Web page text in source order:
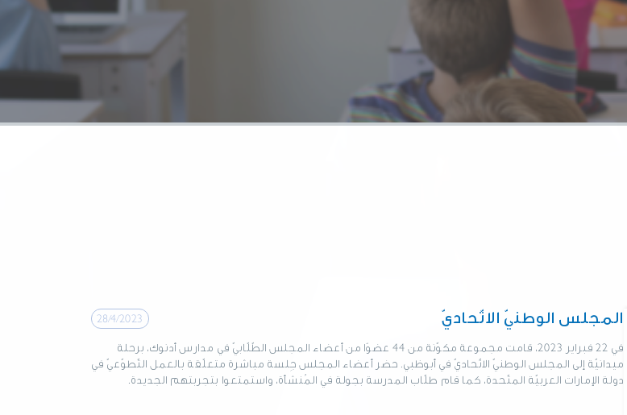
المجلس الوطنيّ الاتّحاديّ 28/4/2023
في 22 فبراير 2023، قامت مجموعة مكوّنة من 44 عضوًا من أعضاء المجلس الطّلّابيّ في مدارس أدنوك، برحلة
ميدانيّة إلى المجلس الوطنيّ الاتّحاديّ في أبوظبي. حضر أعضاء المجلس جِلسة مباشرة متعلّقة بالعمل التّطوّعيّ في
دولة الإمارات العربيّة المتّحدة، كما قام طلّاب المدرسة بجولة في المُنشأة، واستمتعوا بتجربتهم الجديدة.